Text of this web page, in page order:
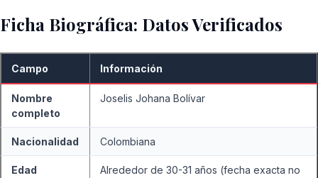
Ficha Biográfica: Datos Verificados
Campo Información
Nombre
completo
Joselis Johana Bolívar
Nacionalidad Colombiana
Edad
Alrededor de 30-31 años (fecha exacta no